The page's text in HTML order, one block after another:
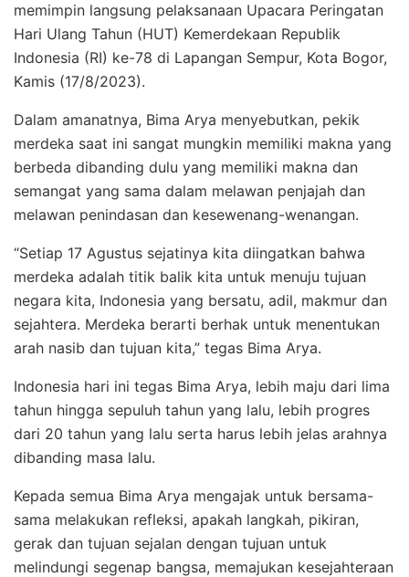
memimpin langsung pelaksanaan Upacara Peringatan
Hari Ulang Tahun (HUT) Kemerdekaan Republik
Indonesia (RI) ke-78 di Lapangan Sempur, Kota Bogor,
Kamis (17/8/2023).
Dalam amanatnya, Bima Arya menyebutkan, pekik
merdeka saat ini sangat mungkin memiliki makna yang
berbeda dibanding dulu yang memiliki makna dan
semangat yang sama dalam melawan penjajah dan
melawan penindasan dan kesewenang-wenangan.
“Setiap 17 Agustus sejatinya kita diingatkan bahwa
merdeka adalah titik balik kita untuk menuju tujuan
negara kita, Indonesia yang bersatu, adil, makmur dan
sejahtera. Merdeka berarti berhak untuk menentukan
arah nasib dan tujuan kita,” tegas Bima Arya.
Indonesia hari ini tegas Bima Arya, lebih maju dari lima
tahun hingga sepuluh tahun yang lalu, lebih progres
dari 20 tahun yang lalu serta harus lebih jelas arahnya
dibanding masa lalu.
Kepada semua Bima Arya mengajak untuk bersama-
sama melakukan refleksi, apakah langkah, pikiran,
gerak dan tujuan sejalan dengan tujuan untuk
melindungi segenap bangsa, memajukan kesejahteraan